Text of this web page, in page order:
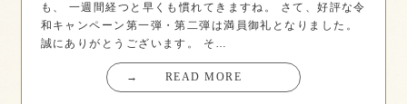
も、 一週間経つと早くも慣れてきますね。 さて、好評な令
和キャンペーン第一弾・第二弾は満員御礼となりました。
誠にありがとうございます。 そ…
→ READ MORE